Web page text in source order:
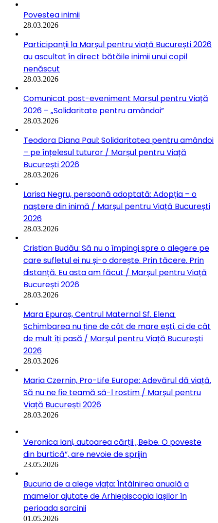
Povestea inimii
28.03.2026
Participanții la Marșul pentru viață București 2026
au ascultat în direct bătăile inimii unui copil
nenăscut
28.03.2026
Comunicat post-eveniment Marșul pentru Viață
2026 – „Solidaritate pentru amândoi”
28.03.2026
Teodora Diana Paul: Solidaritatea pentru amândoi
– pe înțelesul tuturor / Marșul pentru Viață
București 2026
28.03.2026
Larisa Negru, persoană adoptată: Adopția – o
naștere din inimă / Marșul pentru Viață București
2026
28.03.2026
Cristian Budău: Să nu o împingi spre o alegere pe
care sufletul ei nu și-o dorește. Prin tăcere. Prin
distanță. Eu asta am făcut / Marșul pentru Viață
București 2026
28.03.2026
Mara Epuraș, Centrul Maternal Sf. Elena:
Schimbarea nu ține de cât de mare ești, ci de cât
de mult îți pasă / Marșul pentru Viață București
2026
28.03.2026
Maria Czernin, Pro-Life Europe: Adevărul dă viață.
Să nu ne fie teamă să-l rostim / Marșul pentru
Viață București 2026
28.03.2026
Veronica Iani, autoarea cărții „Bebe. O poveste
din burtică”, are nevoie de sprijin
23.05.2026
Bucuria de a alege viața: Întâlnirea anuală a
mamelor ajutate de Arhiepiscopia Iașilor în
perioada sarcinii
01.05.2026